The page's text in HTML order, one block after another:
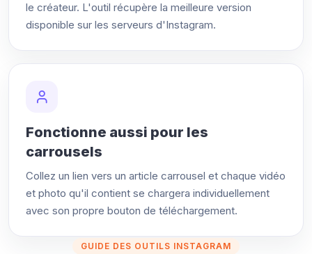
le créateur. L'outil récupère la meilleure version
disponible sur les serveurs d'Instagram.
Fonctionne aussi pour les
carrousels
Collez un lien vers un article carrousel et chaque vidéo
et photo qu'il contient se chargera individuellement
avec son propre bouton de téléchargement.
GUIDE DES OUTILS INSTAGRAM